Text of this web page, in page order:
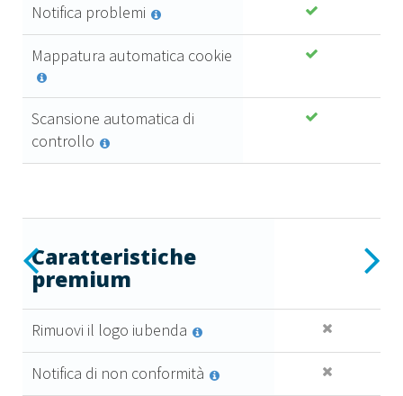
Notifica problemi
Mappatura automatica cookie
Scansione automatica di
controllo
Essential
Caratteristiche
premium
6,99 €
Caratteristiche
premium
Rimuovi il logo iubenda
Notifica di non conformità